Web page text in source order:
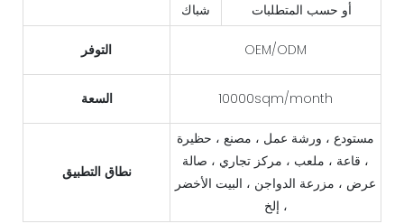
شباك
أو حسب المتطلبات
التوفر OEM/ODM
السعة 10000sqm/month
نطاق التطبيق
مستودع ، ورشة عمل ، مصنع ، حظيرة
، قاعة ، ملعب ، مركز تجاري ، صالة
عرض ، مزرعة الدواجن ، البيت الأخضر
، إلخ